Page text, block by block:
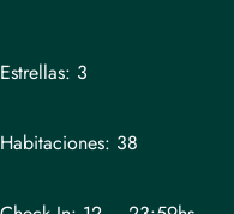
Estrellas: 3
Habitaciones: 38